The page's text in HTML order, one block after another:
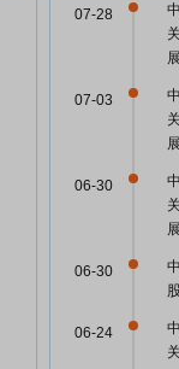
07-28
07-03
06-30
06-30
06-24